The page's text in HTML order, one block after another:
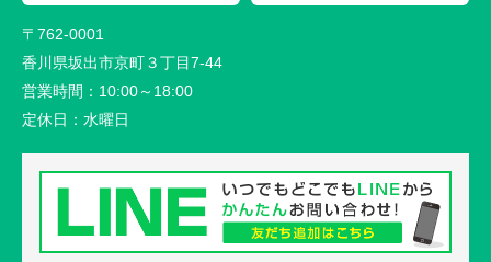
〒762-0001
香川県坂出市京町３丁目7-44
営業時間： 10:00～18:00
定休日： 水曜日